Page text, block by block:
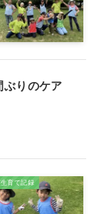
ぶりのケア
生育て記録